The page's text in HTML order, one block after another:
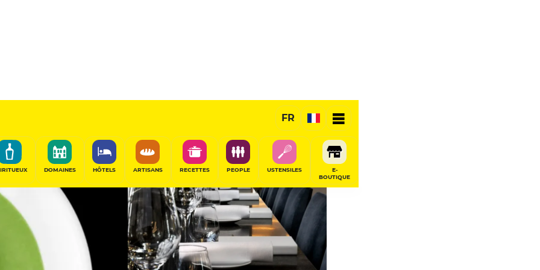
FR
DOMAINES HÔTELS ARTISANS RECETTES PEOPLE USTENSILES
E-
BOUTIQUE
RÉSERVER